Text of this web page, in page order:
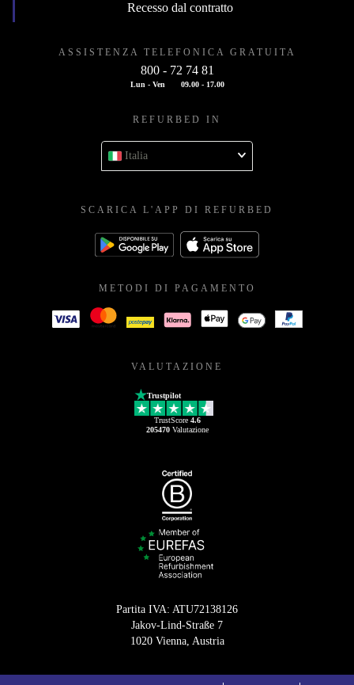
Recesso dal contratto
ASSISTENZA TELEFONICA GRATUITA
800 - 72 74 81
Lun - Ven 09.00 - 17.00
REFURBED IN
Italia
SCARICA L'APP DI REFURBED
METODI DI PAGAMENTO
VALUTAZIONE
Trustpilot
TrustScore 4.6
205470Valutazione
Partita IVA: ATU72138126
Jakov-Lind-Straße 7
1020 Vienna, Austria